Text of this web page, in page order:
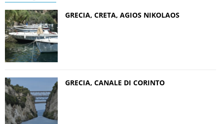
GRECIA, CRETA, AGIOS NIKOLAOS
GRECIA, CANALE DI CORINTO